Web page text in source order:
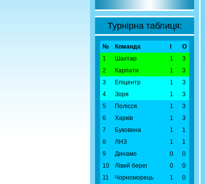
Турнірна таблиця:
№ Команда
О
1
Шахтар 1
3
2
Карпати 1
3
3
Епіцентр 1
3
4
Зоря 1
3
5
Полісся 1
3
6
Харків 1
3
7
Буковина 1
1
8
ЛНЗ 1
1
9
Динамо 0
0
10
Лівий берег 0
0
11
Чорноморець 1
0